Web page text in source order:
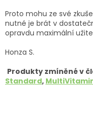
Proto mohu ze své
nutné je brát v
opravdu maximální
Honza S.
Produkty zmíněné v
Standard,